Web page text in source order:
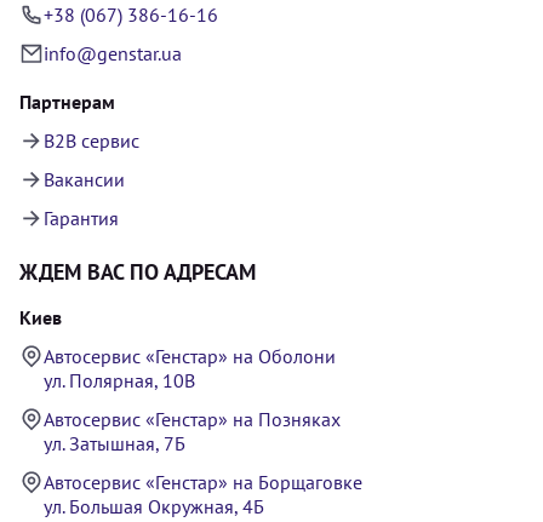
+38 (067) 386-16-16
info@genstar.ua
Партнерам
B2B сервис
Вакансии
Гарантия
ЖДЕМ ВАС ПО АДРЕСАМ
Киев
Автосервис «Генстар» на Оболони
ул. Полярная, 10В
Автосервис «Генстар» на Позняках
ул. Затышная, 7Б
Автосервис «Генстар» на Борщаговке
ул. Большая Окружная, 4Б